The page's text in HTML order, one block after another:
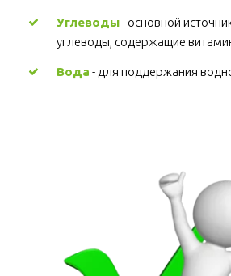
Углеводы - основной
углеводы, содержащие
Вода - для поддержания